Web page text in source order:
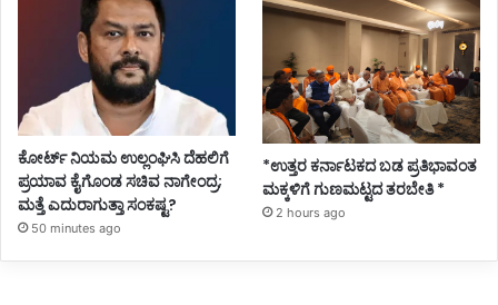
ಕೋರ್ಟ್ ನಿಯಮ ಉಲ್ಲಂಘಿಸಿ ದೆಹಲಿಗೆ
ಪ್ರಯಾವ ಕೈಗೊಂಡ ಸಚಿವ ನಾಗೇಂದ್ರ;
ಮತ್ತೆ ಎದುರಾಗುತ್ತಾ ಸಂಕಷ್ಟ?
50 minutes ago
*ಉತ್ತರ ಕರ್ನಾಟಕದ ಬಡ ಪ್ರತಿಭಾವಂತ
ಮಕ್ಕಳಿಗೆ ಗುಣಮಟ್ಟದ ತರಬೇತಿ *
2 hours ago